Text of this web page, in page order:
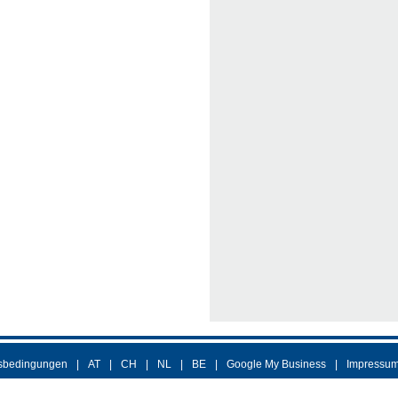
AT CH NL BE Google My Business